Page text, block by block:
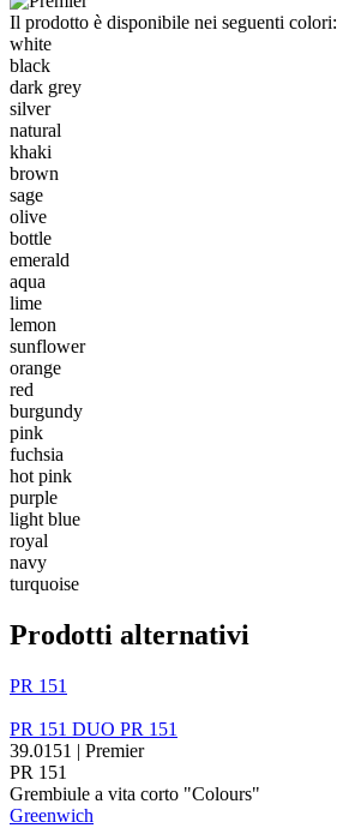
Il prodotto è disponibile nei seguenti colori:
white
black
dark grey
silver
natural
khaki
brown
sage
olive
bottle
emerald
aqua
lime
lemon
sunflower
orange
red
burgundy
pink
fuchsia
hot pink
purple
light blue
royal
navy
turquoise
Prodotti alternativi
PR 151
PR 151 DUO PR 151
39.0151 | Premier
PR 151
Grembiule a vita corto "Colours"
Greenwich